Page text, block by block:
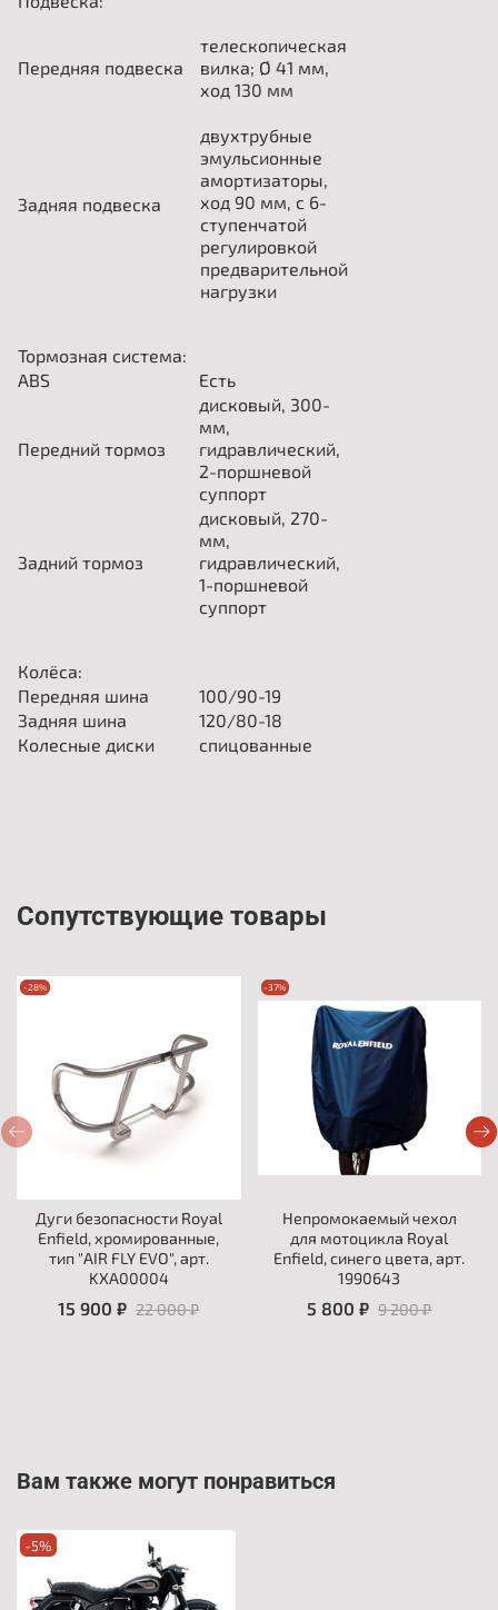
Передняя подвеска
телескопическая
вилка; Ø 41 мм,
ход 130 мм
Задняя подвеска
двухтрубные
эмульсионные
амортизаторы,
ход 90 мм, с 6-
ступенчатой ​​
регулировкой
предварительной
нагрузки
Тормозная система:
ABS
Есть
Передний тормоз
дисковый, 300-
мм,
гидравлический,
2-поршневой
суппорт
Задний тормоз
дисковый, 270-
мм,
гидравлический,
1-поршневой
суппорт
Колёса:
Передняя шина
100/90-19
Задняя шина
120/80-18
Колесные диски
спицованные
Сопутствующие товары
-28%
Дуги безопасности Royal
Enfield, хромированные,
тип "AIR FLY EVO", арт.
KXA00004
15 900 ₽ 22 000 ₽
-37%
Непромокаемый чехол
для мотоцикла Royal
Enfield, синего цвета, арт.
1990643
5 800 ₽ 9 200 ₽
Вам также могут понравиться
-5%